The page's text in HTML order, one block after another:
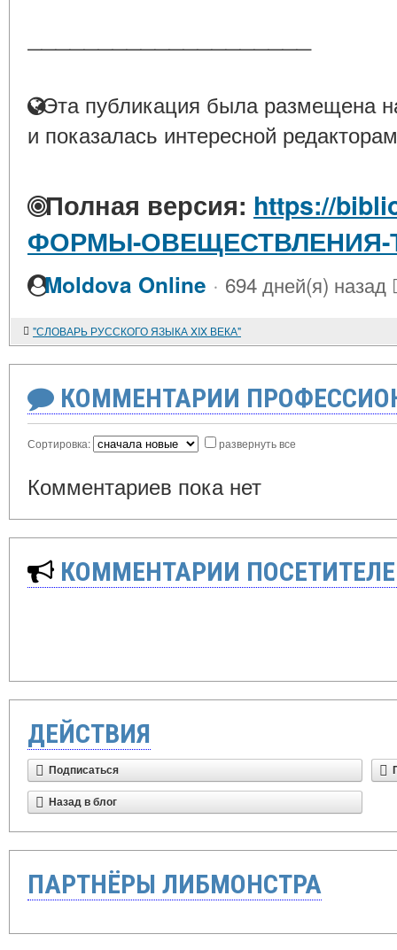
Эта публикация была размещена
и показалась интересной
Полная версия: https://
ФОРМЫ-ОВЕЩЕСТВЛЕНИЯ-
Moldova Online · 694 дней(я) назад
"СЛОВАРЬ РУССКОГО ЯЗЫКА XIX ВЕКА"
КОММЕНТАРИИ
Сортировка: развернуть все
Комментариев пока нет
КОММЕНТАРИИ
ДЕЙСТВИЯ
Подписаться
Назад в блог
ПАРТНЁРЫ ЛИБМОНСТРА